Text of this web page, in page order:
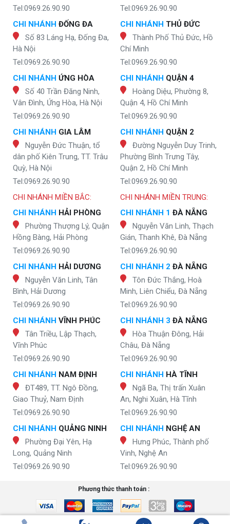
Tel:0969.26.90.90
CHI NHÁNH ĐỐNG ĐA
Số 83 Láng Hạ, Đống Đa,
Hà Nội
Tel:0969.26.90.90
CHI NHÁNH ỨNG HÒA
Số 40 Trần Đăng Ninh,
Vân Đình, Ứng Hòa, Hà Nội
Tel:0969.26.90.90
CHI NHÁNH GIA LÂM
Nguyễn Đức Thuận, tổ
dân phố Kiên Trung, TT. Trâu
Quỳ, Hà Nội
Tel:0969.26.90.90
Tel:0969.26.90.90
CHI NHÁNH THỦ ĐỨC
Thành Phố Thủ Đức, Hồ
Chí Minh
Tel:0969.26.90.90
CHI NHÁNH QUẬN 4
Hoàng Diệu, Phường 8,
Quận 4, Hồ Chí Minh
Tel:0969.26.90.90
CHI NHÁNH QUẬN 2
Đường Nguyễn Duy Trinh,
Phường Bình Trưng Tây,
Quận 2, Hồ Chí Minh
Tel:0969.26.90.90
CHI NHÁNH MIỀN BẮC:
CHI NHÁNH HẢI PHÒNG
Phường Thượng Lý, Quận
Hồng Bàng, Hải Phòng
Tel:0969.26.90.90
CHI NHÁNH HẢI DƯƠNG
Nguyễn Văn Linh, Tân
Bình, Hải Dương
Tel:0969.26.90.90
CHI NHÁNH VĨNH PHÚC
Tân Triều, Lập Thạch,
Vĩnh Phúc
Tel:0969.26.90.90
CHI NHÁNH NAM ĐỊNH
ĐT489, TT. Ngô Đồng,
Giao Thuỷ, Nam Định
Tel:0969.26.90.90
CHI NHÁNH QUẢNG NINH
Phường Đại Yên, Hạ
Long, Quảng Ninh
Tel:0969.26.90.90
CHI NHÁNH MIỀN TRUNG:
CHI NHÁNH 1 ĐÀ NẴNG
Nguyễn Văn Linh, Thạch
Gián, Thanh Khê, Đà Nẵng
Tel:0969.26.90.90
CHI NHÁNH 2 ĐÀ NẴNG
Tôn Đức Thắng, Hoà
Minh, Liên Chiểu, Đà Nẵng
Tel:0969.26.90.90
CHI NHÁNH 3 ĐÀ NẴNG
Hòa Thuận Đông, Hải
Châu, Đà Nẵng
Tel:0969.26.90.90
CHI NHÁNH HÀ TĨNH
Ngã Ba, Thị trấn Xuân
An, Nghi Xuân, Hà Tĩnh
Tel:0969.26.90.90
CHI NHÁNH NGHỆ AN
Hưng Phúc, Thành phố
Vinh, Nghệ An
Tel:0969.26.90.90
Phương thức thanh toán :